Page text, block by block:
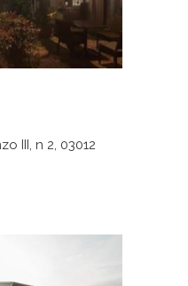
III, n 2, 03012